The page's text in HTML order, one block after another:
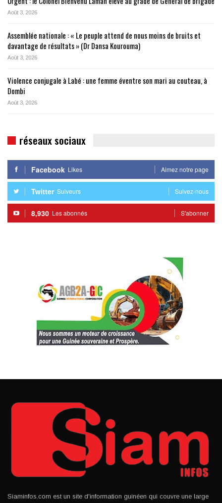
Août 3, 2026
Assemblée nationale : « Le peuple attend de nous moins de bruits et
davantage de résultats » (Dr Dansa Kourouma)
Août 3, 2026
Violence conjugale à Labé : une femme éventre son mari au couteau, à
Dombi
Août 3, 2026
réseaux sociaux
Facebook Likes Aimez notre page
Twitter Suiveurs Suivez-nous
8,930 Les abonnés S'abonner
Siaminfos.com est un site d'information guinéen qui couvre une large